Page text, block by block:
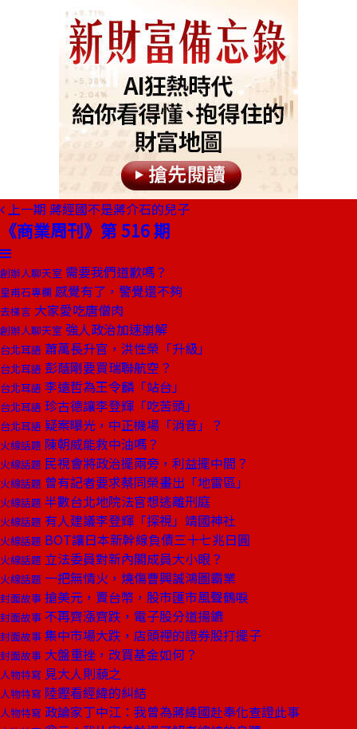
上一期 蔣經國不是蔣介石的兒子
《商業周刊》第 516 期
創辦人聊天室 需要我們道歉嗎？
皇甫石專欄 感覺有了，警覺還不夠
去梯言 大家愛吃唐僧肉
創辦人聊天室 強人政治加速崩解
台北耳語 蕭萬長升官，洪性榮「升級」
台北耳語 彭蔭剛要買瑞聯航空？
台北耳語 李遠哲為王令麟「站台」
台北耳語 珍古德讓李登輝「吃苦頭」
台北耳語 疑案曝光，中正機場「消音」？
火線話題 陳朝威能救中油嗎？
火線話題 民視會將政治擺兩旁，利益擺中間？
火線話題 曾有記者要求蔡同榮畫出「地雷區」
火線話題 半數台北地院法官想逃離刑庭
火線話題 有人建議李登輝「探視」靖國神社
火線話題 BOT讓日本新幹線負債三十七兆日圓
火線話題 立法委員對新內閣成員大小眼？
火線話題 一把無情火，燒傷曹興誠鴻圖霸業
封面故事 搶美元，賣台幣，股市匯市風聲鶴唳
封面故事 不再齊漲齊跌，電子股分道揚鑣
封面故事 集中市場大跌，店頭裡的證券股打擺子
封面故事 大盤重挫，改買基金如何？
人物特寫 見大人則藐之
人物特寫 陸鏗看經緯的糾結
人物特寫 政論家丁中江：我曾為蔣緯國赴奉化查證此事